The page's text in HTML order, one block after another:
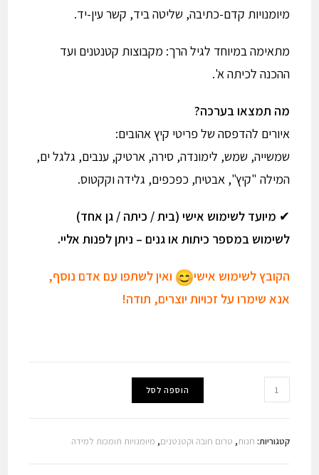
מיומנויות קדם-כתיבה, שליטה ביד, קשר עין-יד.
מתאימה במיוחד לגיל הרך: מקבוצות קטנטנים ועד
ההכנה לכיתה א'.
מה תמצאו בערכה?
איורים להדפסה של פריטי קיץ אהובים:
שמשייה, שמש, לימונדה, סירה, ארטיק, ענבים, גלגל ים,
המילה "קיץ", אבטיח, כפכפים, גלידה וקקטוס.
✔ מיועד לשימוש אישי (בית / כיתה / גן אחד)
לשימוש במספר כיתות או גנים – ניתן לפנות אליי.
הקובץ לשימוש אישי
ואין לשתפו עם אדם נוסף,
אנא שימרו על זכויות יוצרים, תודה!
כמות
של
נקודות
הוספה לסל
קטגוריות: חנות, טרום חובה וקטנטנים, מיומנויות תומכות למידה